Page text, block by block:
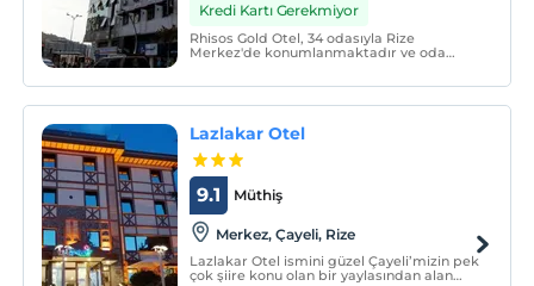
Kredi Kartı Gerekmiyor
Rhisos Gold Otel, 34 odasıyla Rize
Merkez'de konumlanmaktadır ve oda
Lazlakar Otel
Müthiş
9.1
Merkez, Çayeli, Rize
Lazlakar Otel ismini güzel Çayeli’mizin pek
çok şiire konu olan bir yaylasından alan